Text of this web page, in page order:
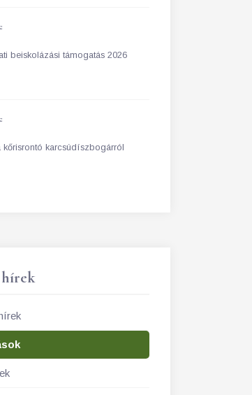
beiskolázási támogatás 2026
kőrisrontó karcsúdíszbogárról